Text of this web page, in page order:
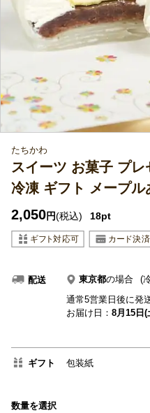
たちかわ
スイーツ お菓子 プ
冷凍 ギフト メープル
2,050円(税込) 18pt
配送 東京都の場合
(
通常5営業日後に発
お届け日： 8月15日(
ギフト 包装紙
数量を選択